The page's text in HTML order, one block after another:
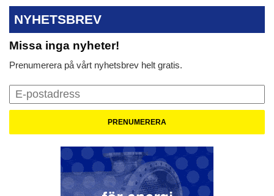
NYHETSBREV
Missa inga nyheter!
Prenumerera på vårt nyhetsbrev helt gratis.